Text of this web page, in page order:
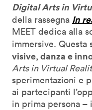
Digital Arts in
della rassegna In
MEET dedica alla
immersive. Questa
visive, danza e
Arts in Virtual
sperimentazioni e
ai partecipanti
in prima persona –